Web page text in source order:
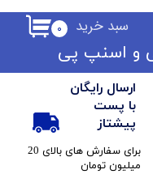
ارسال رایگان
با پست
پیشتاز
​برای سفارش های بالای 20
میلیون تومان
۰ سبد خرید
​​​​​​​و اسنپ پی